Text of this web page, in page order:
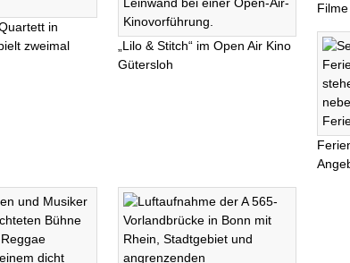
in
zweimal
„Lilo & Stitch“ im Open Air Kino
Gütersloh